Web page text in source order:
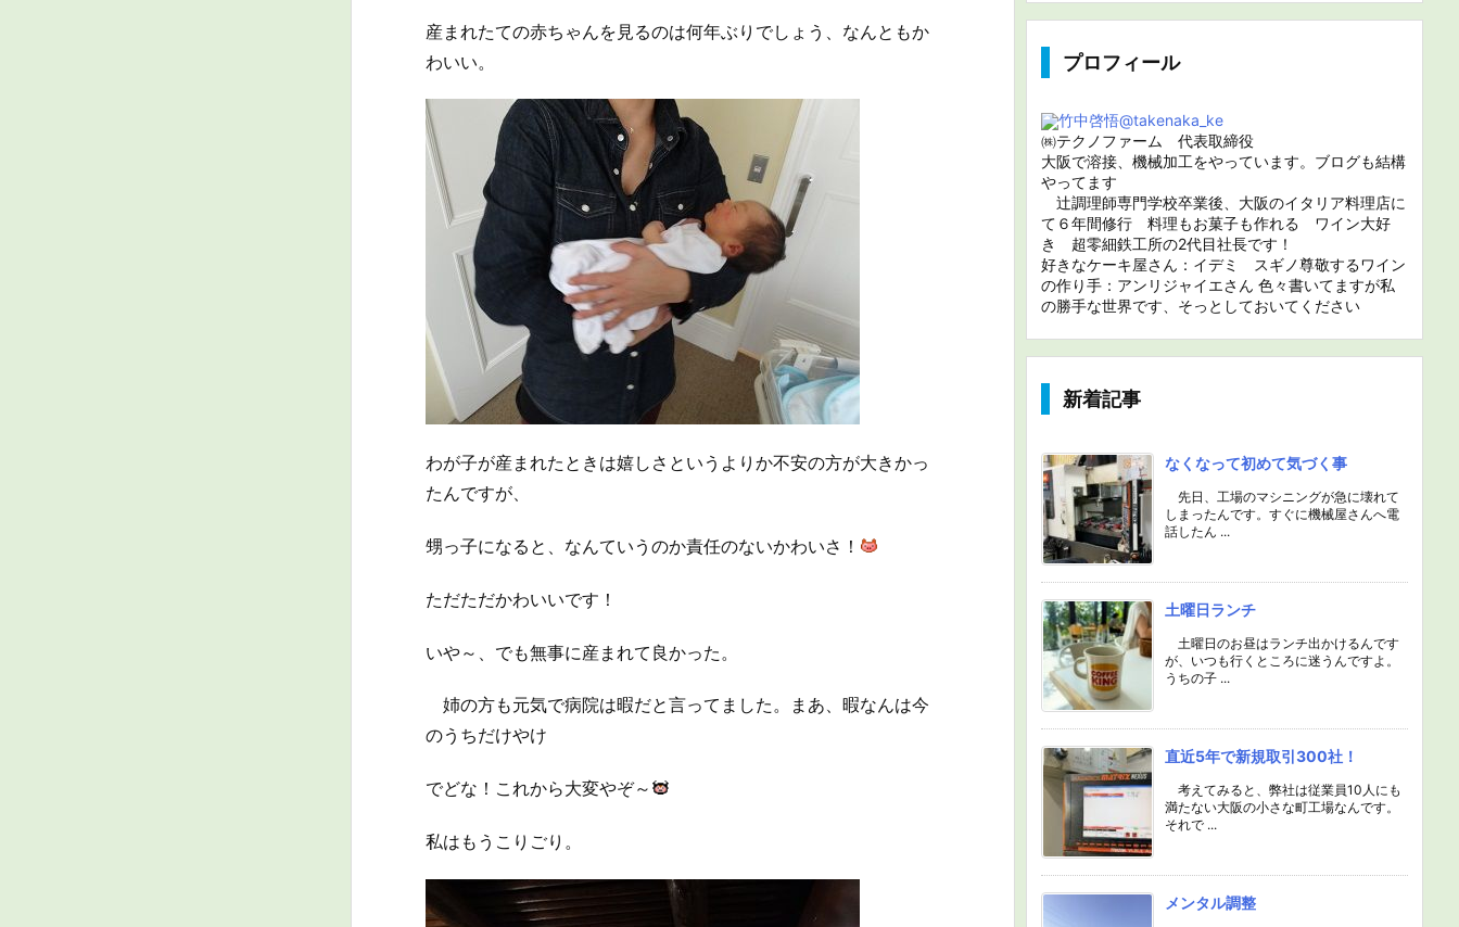
産まれたての赤ちゃんを見るのは何年ぶりでしょう、なんともか
わいい。
わが子が産まれたときは嬉しさというよりか不安の方が大きかっ
たんですが、
甥っ子になると、なんていうのか責任のないかわいさ！
ただただかわいいです！
いや～、でも無事に産まれて良かった。
姉の方も元気で病院は暇だと言ってました。まあ、暇なんは今
のうちだけやけ
でどな！これから大変やぞ～
私はもうこりごり。
プロフィール
竹中啓悟@takenaka_ke
㈱テクノファーム 代表取締役
大阪で溶接、機械加工をやっています。ブログも結構
やってます
辻調理師専門学校卒業後、大阪のイタリア料理店に
て６年間修行 料理もお菓子も作れる ワイン大好
き 超零細鉄工所の2代目社長です！
好きなケーキ屋さん：イデミ スギノ尊敬するワイン
の作り手：アンリジャイエさん 色々書いてますが私
の勝手な世界です、そっとしておいてください
新着記事
なくなって初めて気づく事
先日、工場のマシニングが急に壊れて
しまったんです。すぐに機械屋さんへ電
話したん ...
土曜日ランチ
土曜日のお昼はランチ出かけるんです
が、いつも行くところに迷うんですよ。
うちの子 ...
直近5年で新規取引300社！
考えてみると、弊社は従業員10人にも
満たない大阪の小さな町工場なんです。
それで ...
メンタル調整